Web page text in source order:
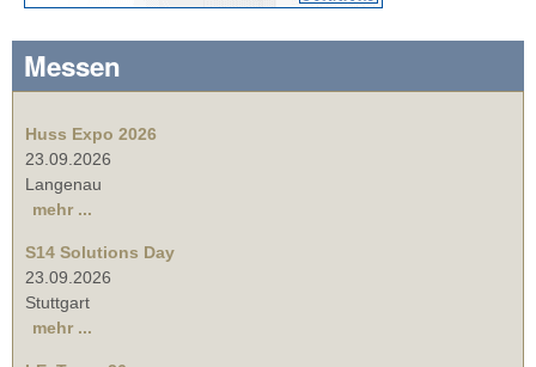
Messen
Huss Expo 2026
23.09.2026
Langenau
mehr ...
S14 Solutions Day
23.09.2026
Stuttgart
mehr ...